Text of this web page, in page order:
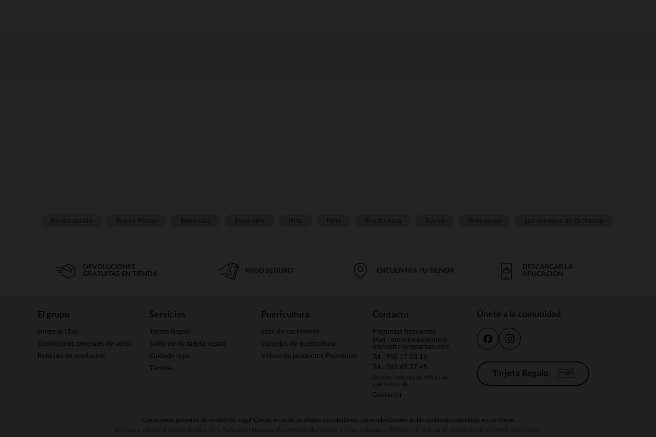
DEVOLUCIONES
GRATUITAS EN TIENDA
PAGO SEGURO ENCUENTRA TU TIENDA
DESCARGAR LA
APLICACIÓN
El grupo
Únete al Club
Condiciones generales de venta
Retirada de productos
Servicios
Tarjeta Regalo
Saldo de mi tarjeta regalo
Cuidado ropa
Tiendas
Puericultura
Lista de nacimiento
Consejos de puericultura
Vídeos de productos Prémaman
Contacto
Preguntas frecuentes
Mail : atencionalcliente@
orchestra-premaman.com
Tel : 958 17 53 16
Tel : 963 69 27 45
De lunes a viernes de 10h a 14h
y de 16h a 19h
Contactar
Únete a la comunidad
Tarjeta Regalo
Condiciones generales de ventaAviso Legal *Condiciones de las ofertas actuales Datos personalesGestión de las cookiesAccesibilidad: no conforme